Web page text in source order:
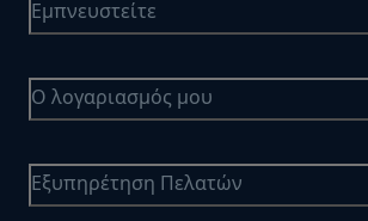
Εμπνευστείτε
Ο λογαριασμός μου
Εξυπηρέτηση Πελατών